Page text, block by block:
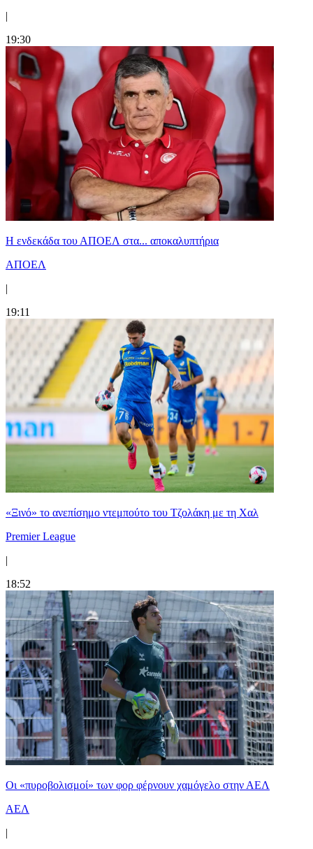
|
19:30
Η ενδεκάδα του ΑΠΟΕΛ στα... αποκαλυπτήρια
ΑΠΟΕΛ
|
19:11
«Ξινό» το ανεπίσημο ντεμπούτο του Τζολάκη με τη Χαλ
Premier League
|
18:52
Οι «πυροβολισμοί» των φορ φέρνουν χαμόγελο στην ΑΕΛ
ΑΕΛ
|